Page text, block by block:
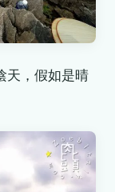
天，假如是晴